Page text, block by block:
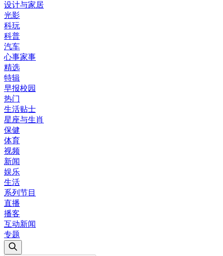
设计与家居
光影
科玩
科普
汽车
心事家事
精选
特辑
早报校园
热门
生活贴士
星座与生肖
保健
体育
视频
新闻
娱乐
生活
系列节目
直播
播客
互动新闻
专题